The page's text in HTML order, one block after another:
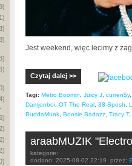
Jest weekend, więc lecimy z
Czytaj dalej >>
Tagi: Metro Boomin Juicy J curren$y,
Damjonboi OT The Real 38 Spesh
BuddaMunk Boosie Badazz Tracy T,
araabMUZIK
kategorie:
dodano: 2025-08-02 22:19 przez: